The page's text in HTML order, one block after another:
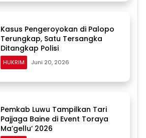
Kasus Pengeroyokan di Palopo
Terungkap, Satu Tersangka
Ditangkap Polisi
HUKRIM Juni 20, 2026
Pemkab Luwu Tampilkan Tari
Pajjaga Baine di Event Toraya
Ma’gellu’ 2026